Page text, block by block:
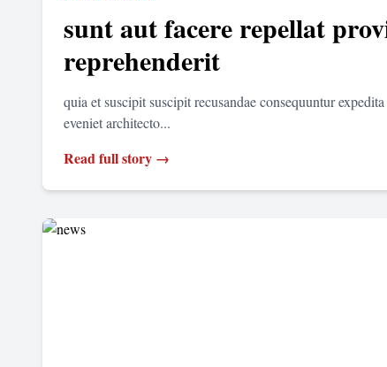
sunt aut facere repellat
reprehenderit
quia et suscipit suscipit recusandae consequuntur
eveniet architecto...
Read full story →